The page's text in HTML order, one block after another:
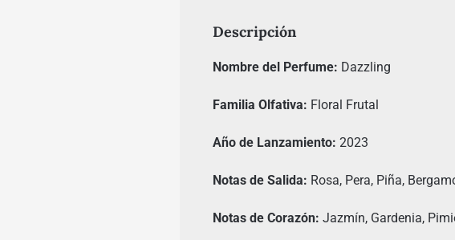
Descripción
Nombre del Perfume: Dazzling
Familia Olfativa: Floral Frutal
Año de Lanzamiento: 2023
Notas de Salida: Rosa, Pera, Piña,
Notas de Corazón: Jazmín, Gardenia,